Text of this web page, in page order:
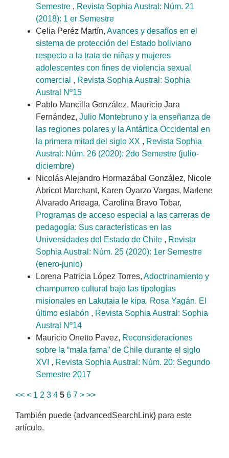
Semestre , Revista Sophia Austral: Núm. 21
(2018): 1 er Semestre
Celia Peréz Martín, Avances y desafíos en el
sistema de protección del Estado boliviano
respecto a la trata de niñas y mujeres
adolescentes con fines de violencia sexual
comercial , Revista Sophia Austral: Sophia
Austral Nº15
Pablo Mancilla González, Mauricio Jara
Fernández, Julio Montebruno y la enseñanza de
las regiones polares y la Antártica Occidental en
la primera mitad del siglo XX , Revista Sophia
Austral: Núm. 26 (2020): 2do Semestre (julio-
diciembre)
Nicolás Alejandro Hormazábal González, Nicole
Abricot Marchant, Karen Oyarzo Vargas, Marlene
Alvarado Arteaga, Carolina Bravo Tobar,
Programas de acceso especial a las carreras de
pedagogía: Sus características en las
Universidades del Estado de Chile , Revista
Sophia Austral: Núm. 25 (2020): 1er Semestre
(enero-junio)
Lorena Patricia López Torres, Adoctrinamiento y
champurreo cultural bajo las tipologías
misionales en Lakutaia le kipa. Rosa Yagán. El
último eslabón , Revista Sophia Austral: Sophia
Austral Nº14
Mauricio Onetto Pavez, Reconsideraciones
sobre la “mala fama” de Chile durante el siglo
XVI , Revista Sophia Austral: Núm. 20: Segundo
Semestre 2017
<< < 1 2 3 4 5 6 7 > >>
También puede {advancedSearchLink} para este
artículo.